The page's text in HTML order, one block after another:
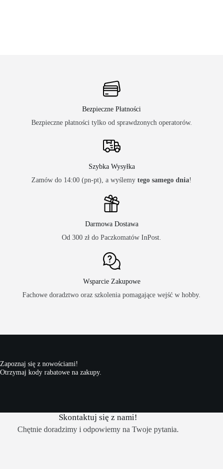
Bezpieczne Płatności
Bezpieczne płatności tylko od sprawdzonych operatorów.
Szybka Wysyłka
Zamów do 14:00 (pn-pt), a wyślemy tego samego dnia!
Darmowa Dostawa
Od 300 zł do Paczkomatów InPost.
Wsparcie Zakupowe
Fachowe doradztwo oraz szkolenia pomagające wejść w hobby.
Zapoznaj się z nowościami!
Otrzymaj kody rabatowe na zakupy.
Skontaktuj się z nami!
Chętnie doradzimy i odpowiemy na Twoje pytania.